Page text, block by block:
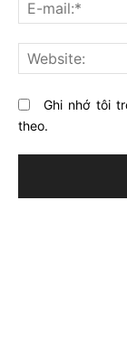
bài
viết
này?
Ghi nhớ tôi
theo.